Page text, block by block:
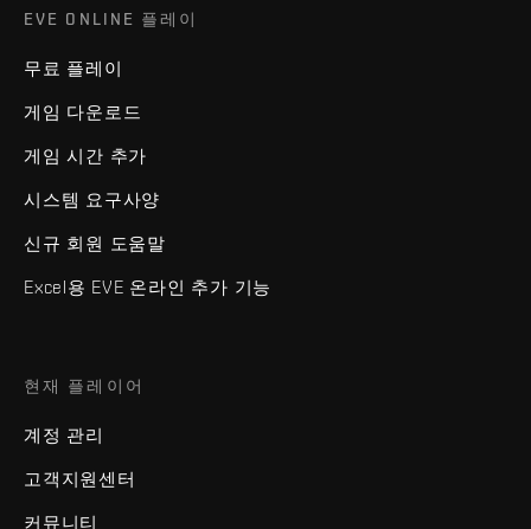
EVE ONLINE 플레이
무료 플레이
게임 다운로드
게임 시간 추가
시스템 요구사양
신규 회원 도움말
Excel용 EVE 온라인 추가 기능
현재 플레이어
계정 관리
고객지원센터
커뮤니티